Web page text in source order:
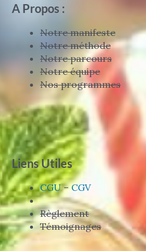
A Propos :
Notre manifeste
Notre méthode
Notre parcours
Notre équipe
Nos programmes
Liens Utiles
CGU–CGV
Règlement
Témoignages